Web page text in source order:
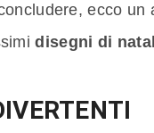
ecco un
disegni di